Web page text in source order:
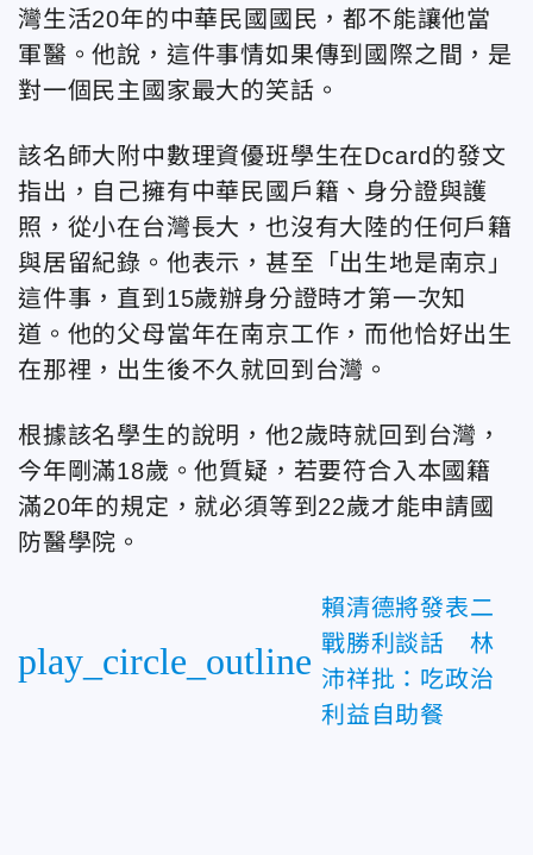
灣生活20年的中華民國國民，都不能讓他當
軍醫。他說，這件事情如果傳到國際之間，是
對一個民主國家最大的笑話。
該名師大附中數理資優班學生在Dcard的發文
指出，自己擁有中華民國戶籍、身分證與護
照，從小在台灣長大，也沒有大陸的任何戶籍
與居留紀錄。他表示，甚至「出生地是南京」
這件事，直到15歲辦身分證時才第一次知
道。他的父母當年在南京工作，而他恰好出生
在那裡，出生後不久就回到台灣。
根據該名學生的說明，他2歲時就回到台灣，
今年剛滿18歲。他質疑，若要符合入本國籍
滿20年的規定，就必須等到22歲才能申請國
防醫學院。
play_circle_outline
賴清德將發表二
戰勝利談話 林
沛祥批：吃政治
利益自助餐